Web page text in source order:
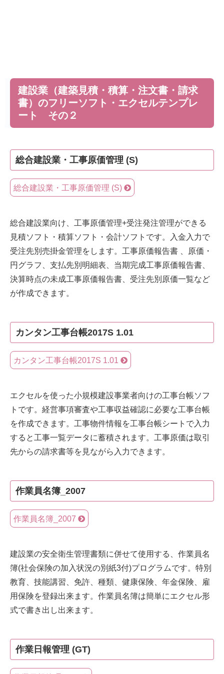
建設業（建築見積・積算・注文書・請求
書）のフリーソフト・エクセルテンプレ
ート その２
総合建設業・工事原価管理 (S)
総合建設業・工事原価管理 (S)
総合建設業向け、工事原価管理+受注発注管理ができる
見積ソフト・積算ソフト・会計ソフトです。入金入力で
受注先別売掛金管理をします。工事原価報告書 、原価・
円グラフ、支払先別明細表、当期完成工事原価報告書、
決算時点の未成工事原価報告書、受注先別原価一覧など
が作成できます。
カンタン工事台帳2017S 1.01
カンタン工事台帳2017S 1.01
エクセルを使った小規模建設事業者向けの工事台帳ソフ
トです。経営事項審査や工事収益確認に必要な工事台帳
を作成できます。工事物件情報を工事台帳シートで入力
すると工事一覧データに蓄積されます。工事原価は取引
先からの請求書等を見ながら入力できます。
作業員名簿_2007
作業員名簿_2007
建設業の安全衛生管理書類に併せて使用する、作業員名
簿(社会保険の加入状況の別紙3付)プログラムです。特別
教育、技能講習、免許、種類、健康保険、年金保険、雇
用保険を登録出来ます。作業員名簿は簡単にエクセル形
式で書き出し出来ます。
作業日報管理 (GT)